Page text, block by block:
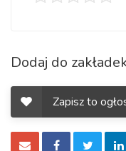
Dodaj do
Zapisz to